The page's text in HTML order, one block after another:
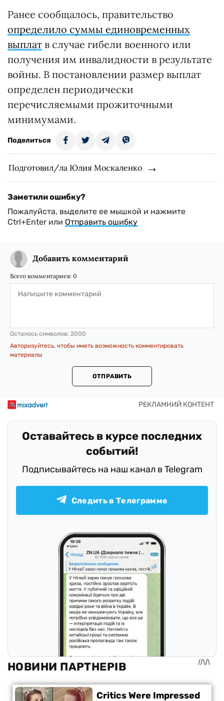
Ранее сообщалось, правительство
определило суммы единовременных
выплат в случае гибели военного или
получения им инвалидности в результате
войны. В постановлении размер выплат
определен периодически
перечисляемыми прожиточными
минимумами.
Поделиться
Подготовил/ла Юлия Москаленко
Заметили ошибку?
Пожалуйста, выделите ее мышкой и нажмите
Ctrl+Enter или Отправить ошибку
Добавить комментарий
Всего комментариев: 0
Осталось символов: 2000
Авторизуйтесь, чтобы иметь возможность комментировать
материалы
ОТПРАВИТЬ
Оставайтесь в курсе последних
событий!
Подписывайтесь на наш канал в Telegram
Следить в Телеграмме